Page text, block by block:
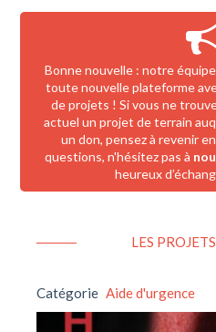
Bonne nouvelle : notre
toute nouvelle plateforme
de projets ! Si vous ne
actuel un projet de terrain
un don, pensez à revenir
questions, n'hésitez pas à
heureux
LES
Catégorie Aide d'urgence